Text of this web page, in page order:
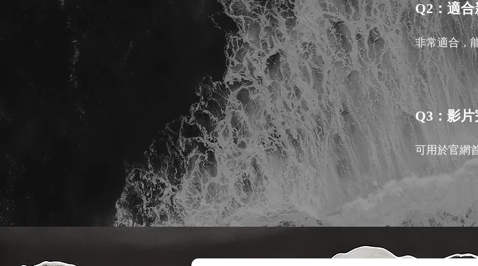
Q2：適
非常適合，
Q3：影片
可用於官網